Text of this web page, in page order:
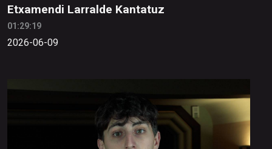
Etxamendi Larralde Kantatuz
01:29:19
2026-06-09